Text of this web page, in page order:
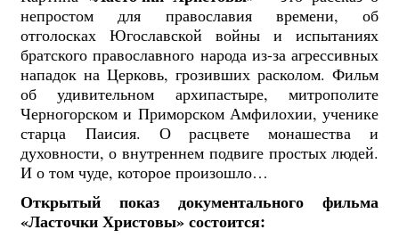
непростом для православия времени, об
отголосках Югославской войны и испытаниях
братского православного народа из-за агрессивных
нападок на Церковь, грозивших расколом. Фильм
об удивительном архипастыре, митрополите
Черногорском и Приморском Амфилохии, ученике
старца Паисия. О расцвете монашества и
духовности, о внутреннем подвиге простых людей.
И о том чуде, которое произошло…
Открытый показ документального фильма
«Ласточки Христовы» состоится: